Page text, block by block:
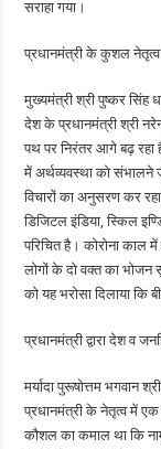
सराहा गया।
प्रधानमंत्री के कुशल
मुख्यमंत्री श्री पुष्कर सिंह
देश के प्रधानमंत्री श्री
पथ पर निरंतर आगे बढ़ रहा
में अर्थव्यवस्था को संभालने
विचारों का अनुसरण कर
डिजिटल इंडिया, स्किल
परिचित है। कोरोना काल
लोगों के दो वक्त का भोजन
को यह भरोसा दिलाया कि
प्रधानमंत्री द्वारा देश व
मर्यादा पुरूषोत्तम भगवान
प्रधानमंत्री के नेतृत्व में
कौशल का कमाल था कि